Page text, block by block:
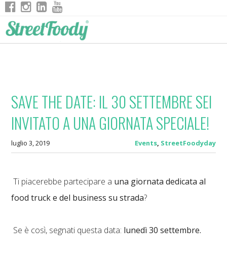
SAVE THE DATE: IL 30 SETTEMBRE SEI
INVITATO A UNA GIORNATA SPECIALE!
luglio 3, 2019 Events, StreetFoodyday
Ti piacerebbe partecipare a una giornata dedicata al
food truck e del business su strada?
Se è così, segnati questa data: lunedì 30 settembre.